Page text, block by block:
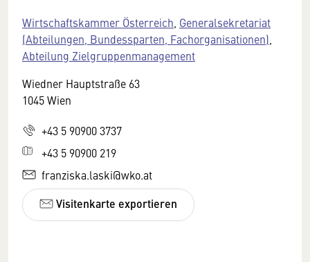
Wirtschaftskammer Österreich Generalsekretariat
(Abteilungen, Bundessparten, Fachorganisationen)
Abteilung Zielgruppenmanagement
Wiedner Hauptstraße 63
1045 Wien
+43 5 90900 3737
+43 5 90900 219
franziska.laski@wko.at
Visitenkarte exportieren